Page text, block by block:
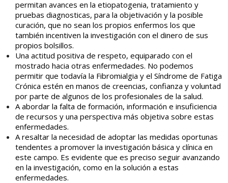
permitan avances en la etiopatogenia, tratamiento y
pruebas diagnosticas, para la objetivación y la posible
curación, que no sean los propios enfermos los que
también incentiven la investigación con el dinero de sus
propios bolsillos.
Una actitud positiva de respeto, equiparado con el
mostrado hacia otras enfermedades. No podemos
permitir que todavía la Fibromialgia y el Síndrome de Fatiga
Crónica estén en manos de creencias, confianza y voluntad
por parte de algunos de los profesionales de la salud.
A abordar la falta de formación, información e insuficiencia
de recursos y una perspectiva más objetiva sobre estas
enfermedades.
A resaltar la necesidad de adoptar las medidas oportunas
tendentes a promover la investigación básica y clínica en
este campo. Es evidente que es preciso seguir avanzando
en la investigación, como en la solución a estas
enfermedades.